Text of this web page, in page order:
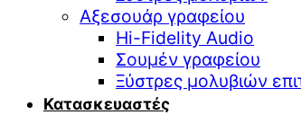
Αξεσουάρ γραφείου
Hi-Fidelity Audio
Σουμέν γραφείου
Ξύστρες μολυβιών
Κατασκευαστές